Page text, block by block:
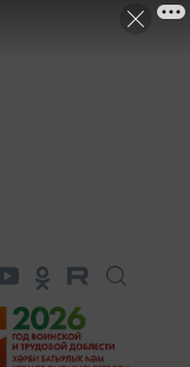
ЭтноДети